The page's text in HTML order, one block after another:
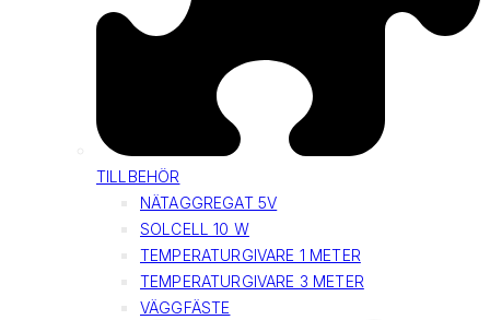
TILLBEHÖR
NÄTAGGREGAT 5V
SOLCELL 10 W
TEMPERATURGIVARE 1 METER
TEMPERATURGIVARE 3 METER
VÄGGFÄSTE